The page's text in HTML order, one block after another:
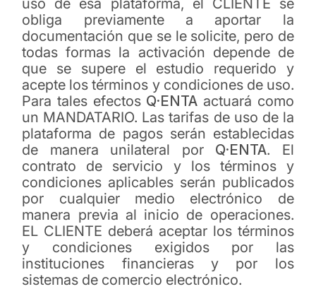
uso de esa plataforma, el CLIENTE se
obliga previamente a aportar la
documentación que se le solicite, pero de
todas formas la activación depende de
que se supere el estudio requerido y
acepte los términos y condiciones de uso.
Para tales efectos Q·ENTA actuará como
un MANDATARIO. Las tarifas de uso de la
plataforma de pagos serán establecidas
de manera unilateral por Q·ENTA. El
contrato de servicio y los términos y
condiciones aplicables serán publicados
por cualquier medio electrónico de
manera previa al inicio de operaciones.
EL CLIENTE deberá aceptar los términos
y condiciones exigidos por las
instituciones financieras y por los
sistemas de comercio electrónico.